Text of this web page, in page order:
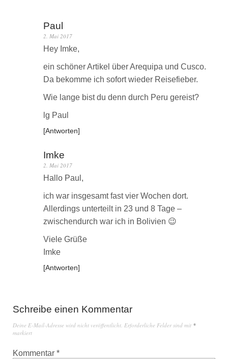
Paul
2. Mai 2017
Hey Imke,
ein schöner Artikel über Arequipa und Cusco.
Da bekomme ich sofort wieder Reisefieber.
Wie lange bist du denn durch Peru gereist?
lg Paul
Antworten
Imke
2. Mai 2017
Hallo Paul,
ich war insgesamt fast vier Wochen dort.
Allerdings unterteilt in 23 und 8 Tage –
zwischendurch war ich in Bolivien 😉
Viele Grüße
Imke
Antworten
Schreibe einen Kommentar
Deine E-Mail-Adresse wird nicht veröffentlicht. Erforderliche Felder sind mit *
markiert
Kommentar *